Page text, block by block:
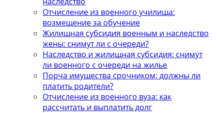
Отчисление из военного училища:
возмещение за обучение
Жилищная субсидия военным и наследство
жены: снимут ли с очереди?
Наследство и жилищная субсидия: снимут
ли военного с очереди на жилье
Порча имущества срочником: должны ли
платить родители?
Отчисление из военного вуза: как
рассчитать и выплатить долг